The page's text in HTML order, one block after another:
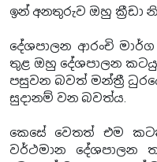
ඉන් අනතුරුව ඔහු ක්‍රීඩා
දේශපාලන ආරංචි
තුළ ඔහු දේශපාලන
පසුවන බවත් මන්ත්‍රී
සුදානම් වන බවත්ය.
කෙසේ වෙතත් එම
වර්ථමාන